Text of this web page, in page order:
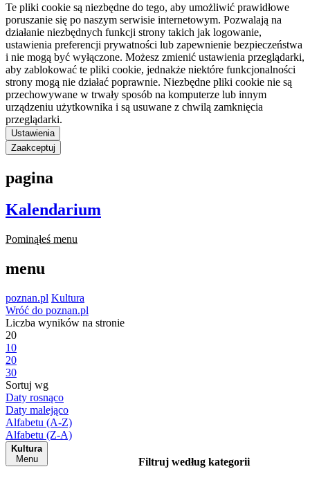
Te pliki cookie są niezbędne do tego, aby umożliwić prawidłowe
poruszanie się po naszym serwisie internetowym. Pozwalają na
działanie niezbędnych funkcji strony takich jak logowanie,
ustawienia preferencji prywatności lub zapewnienie bezpieczeństwa
i nie mogą być wyłączone. Możesz zmienić ustawienia przeglądarki,
aby zablokować te pliki cookie, jednakże niektóre funkcjonalności
strony mogą nie działać poprawnie. Niezbędne pliki cookie nie są
przechowywane w trwały sposób na komputerze lub innym
urządzeniu użytkownika i są usuwane z chwilą zamknięcia
przeglądarki.
Ustawienia
Zaakceptuj
pagina
Kalendarium
Pominąłeś menu
menu
poznan.pl Kultura
Wróć do poznan.pl
Liczba wyników na stronie
20
10
20
30
Sortuj wg
Daty rosnąco
Daty malejąco
Alfabetu (A-Z)
Alfabetu (Z-A)
Kultura
Menu
Filtruj według kategorii